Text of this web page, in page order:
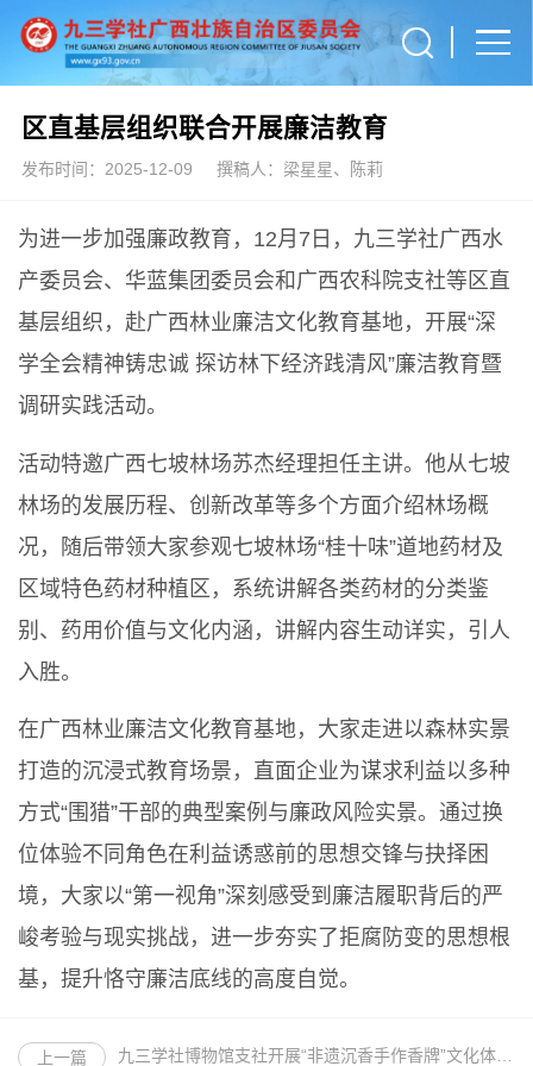
区直基层组织联合开展廉洁教育
发布时间：2025-12-09 撰稿人：梁星星、陈莉
为进一步加强廉政教育，12月7日，九三学社广西水
产委员会、华蓝集团委员会和广西农科院支社等区直
基层组织，赴广西林业廉洁文化教育基地，开展“深
学全会精神铸忠诚 探访林下经济践清风”廉洁教育暨
调研实践活动。
活动特邀广西七坡林场苏杰经理担任主讲。他从七坡
林场的发展历程、创新改革等多个方面介绍林场概
况，随后带领大家参观七坡林场“桂十味”道地药材及
区域特色药材种植区，系统讲解各类药材的分类鉴
别、药用价值与文化内涵，讲解内容生动详实，引人
入胜。
在广西林业廉洁文化教育基地，大家走进以森林实景
打造的沉浸式教育场景，直面企业为谋求利益以多种
方式“围猎”干部的典型案例与廉政风险实景。通过换
位体验不同角色在利益诱惑前的思想交锋与抉择困
境，大家以“第一视角”深刻感受到廉洁履职背后的严
峻考验与现实挑战，进一步夯实了拒腐防变的思想根
基，提升恪守廉洁底线的高度自觉。
上一篇